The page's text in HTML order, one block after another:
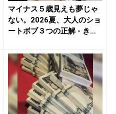
マイナス５歳見えも夢じゃ
ない。2026夏、大人のショ
ートボブ３つの正解 - き